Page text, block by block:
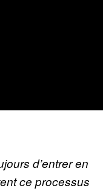
d’entrer en
ce processus